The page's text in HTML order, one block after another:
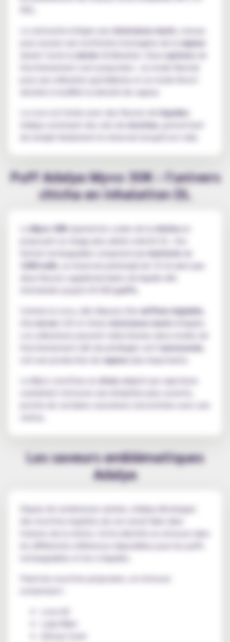
La cartouche intègre une
résistance mesh , conçue
vapeur
durée options
destiné à modifier la densité de vapeur.
La Levo est livrée avec des flacons de liquides
Adalya contenant des sels de
nicotine
, permettant
de remplir facilement le réservoir lorsqu'il est vide.
Puff Adalya Myvo 30K : l'univers
chicha en inhalation DL
LaMyvo 30Kreprend les codes de lachichaen
proposant un tirage plus aérien orienté DL. Son
format rechargeable comprend une
batterie
1300 mAh
, un réservoir prérempli de 10 ml ainsi que
deux flacons supplémentaires de liquide afin
puffs
Comme la Levo, elle dispose d'unairflow réglable
écran résistance mesh
fonctionnement afin de privilégier soit l'
autonomie
vapeur
plus importante.
La Myvo constitue un choixadapté aux vapoteurs
proche de certaines sensations rencontrées avec une
Les saveurs emblématiques
Adalya
Depuis de nombreuses années, Adalya développe
l'univers de la chicha. Cette identité se retrouve dans
rechargeables et les e-liquides.
Parmi les recettes proposées, on retrouve
Lady Killer